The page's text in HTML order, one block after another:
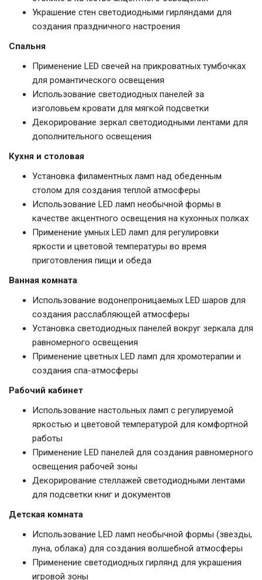
Украшение стен светодиодными гирляндами для
создания праздничного настроения
Спальня
Применение LED свечей на прикроватных тумбочках
для романтического освещения
Использование светодиодных панелей за
изголовьем кровати для мягкой подсветки
Декорирование зеркал светодиодными лентами для
дополнительного освещения
Кухня и столовая
Установка филаментных ламп над обеденным
столом для создания теплой атмосферы
Использование LED ламп необычной формы в
качестве акцентного освещения на кухонных полках
Применение умных LED ламп для регулировки
яркости и цветовой температуры во время
приготовления пищи и обеда
Ванная комната
Использование водонепроницаемых LED шаров для
создания расслабляющей атмосферы
Установка светодиодных панелей вокруг зеркала для
равномерного освещения
Применение цветных LED ламп для хромотерапии и
создания спа-атмосферы
Рабочий кабинет
Использование настольных ламп с регулируемой
яркостью и цветовой температурой для комфортной
работы
Применение LED панелей для создания равномерного
освещения рабочей зоны
Декорирование стеллажей светодиодными лентами
для подсветки книг и документов
Детская комната
Использование LED ламп необычной формы (звезды,
луна, облака) для создания волшебной атмосферы
Применение светодиодных гирлянд для украшения
игровой зоны